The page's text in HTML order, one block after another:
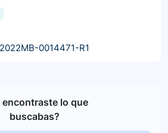
0014471-R1
encontraste lo que
buscabas?